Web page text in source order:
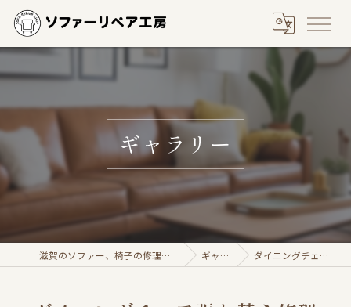
ギャラリー
滋賀のソファー、椅子の修理ならソファーリペア工房 ギャラリー ダイニングチェア張り替え修理